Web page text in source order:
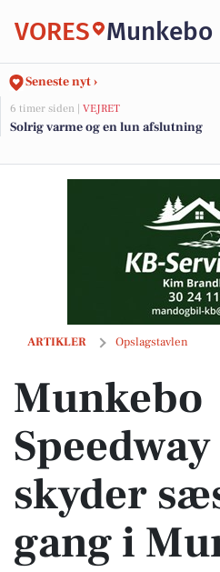
VORES Munkebo
Seneste nyt ›
6 timer siden | VEJRET
Solrig varme og en lun afslutning
ARTIKLER Opslagstavlen
Munkebo Speedway Club
Munkebo
skyder
gang i